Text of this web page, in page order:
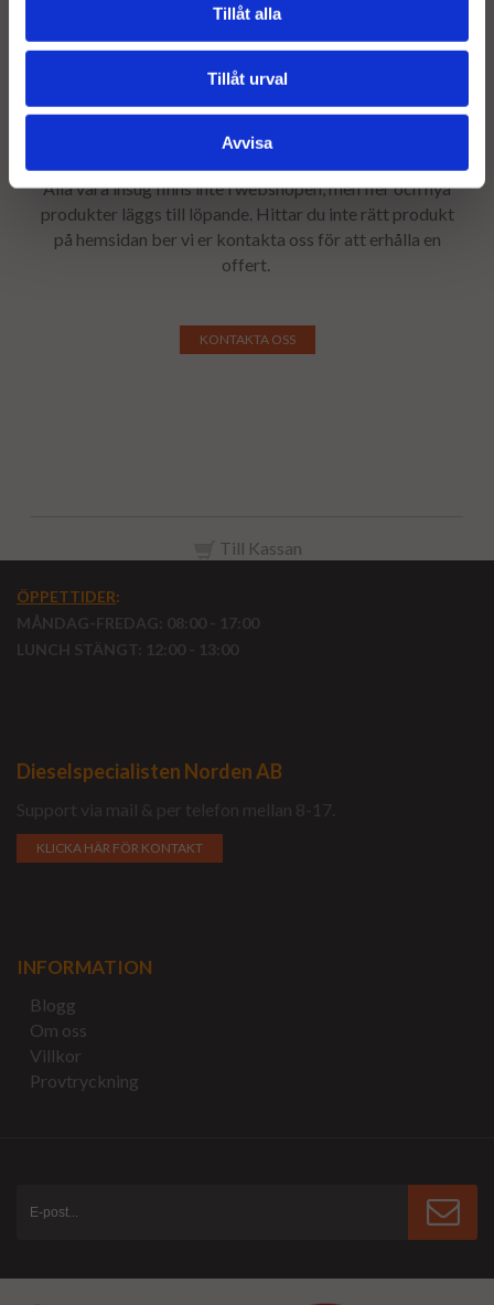
Tillåt alla
Tillåt urval
Avvisa
Alla våra insugfinns inte i webshopen, men fler och nya
produkter läggs till löpande. Hittar du inte rätt produkt
på hemsidan ber vi er kontakta oss för att erhålla en
offert.
KONTAKTA OSS
Till Kassan
ÖPPETTIDER:
MÅNDAG-FREDAG: 08:00 - 17:00
LUNCH STÄNGT: 12:00 - 13:00
Dieselspecialisten Norden AB
Support via mail & per telefon mellan 8-17.
KLICKA HÄR FÖR KONTAKT
INFORMATION
Blogg
Om oss
Villkor
Provtryckning